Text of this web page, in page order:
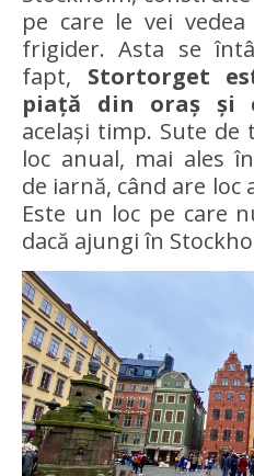
pe care le vei
frigider. Asta se
fapt, Stortorget
piață din oraș și
același timp. Sute de
loc anual, mai ales
de iarnă, când are loc
Este un loc pe care
dacă ajungi în